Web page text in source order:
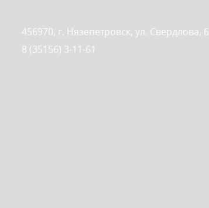
456970, г. Нязепетровск, ул. Свердлова, 6
8 (35156) 3-11-61